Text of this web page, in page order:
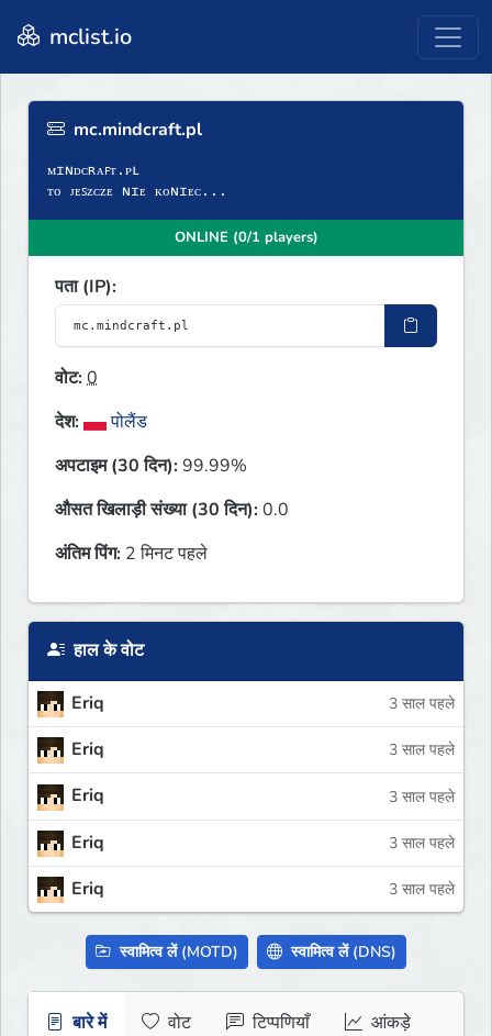
mclist.io
mc.mindcraft.pl
ᴍɪɴᴅᴄʀᴀꜰᴛ.ᴘʟ
ᴛᴏ ᴊᴇꜱᴢᴄᴢᴇ ɴɪᴇ ᴋᴏɴɪᴇᴄ...
ONLINE (0/1 players)
पता (IP):
वोट:0
देश:
पोलैंड
अपटाइम (30 दिन):99.99%
औसत खिलाड़ी संख्या (30 दिन):0.0
अंतिम पिंग: 2 मिनट पहले
हाल के वोट
Eriq 3 साल पहले
Eriq 3 साल पहले
Eriq 3 साल पहले
Eriq 3 साल पहले
Eriq 3 साल पहले
स्वामित्व लें (MOTD) स्वामित्व लें (DNS)
बारे में वोट टिप्पणियाँ आंकड़े